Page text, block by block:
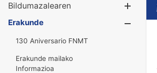
Bildumazalearen
Erakunde
130 Aniversario FNMT
Erakunde mailako
Informazioa